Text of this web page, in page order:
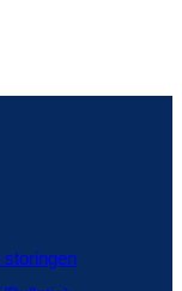
storingen